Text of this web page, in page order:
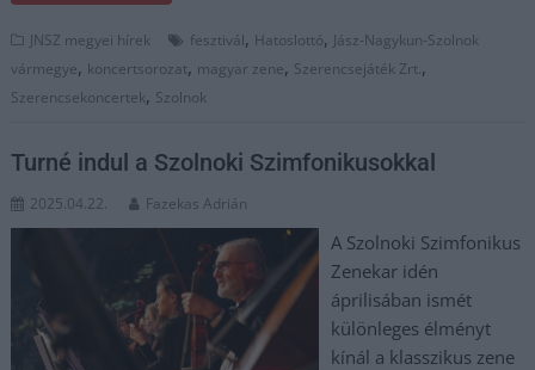
JNSZ megyei hírek fesztivál, Hatoslottó, Jász-Nagykun-Szolnok
vármegye, koncertsorozat, magyar zene, Szerencsejáték Zrt.,
Szerencsekoncertek, Szolnok
Turné indul a Szolnoki Szimfonikusokkal
2025.04.22. Fazekas Adrián
A Szolnoki Szimfonikus
Zenekar idén
áprilisában ismét
különleges élményt
kínál a klasszikus zene